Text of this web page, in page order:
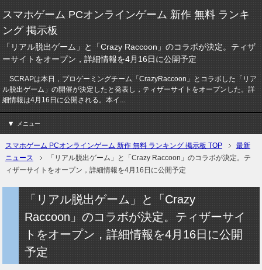
スマホゲーム PCオンラインゲーム 新作 無料 ランキ
ング 掲示板
「リアル脱出ゲーム」と「Crazy Raccoon」のコラボが決定。ティザ
ーサイトをオープン，詳細情報を4月16日に公開予定
SCRAPは本日，プロゲーミングチーム「CrazyRaccoon」とコラボした「リア
ル脱出ゲーム」の開催が決定したと発表し，ティザーサイトをオープンした。詳
細情報は4月16日に公開される。本イ...
メニュー
スマホゲーム PCオンラインゲーム 新作 無料 ランキング 掲示板 TOP
最新
ニュース
「リアル脱出ゲーム」と「Crazy Raccoon」のコラボが決定。テ
ィザーサイトをオープン，詳細情報を4月16日に公開予定
「リアル脱出ゲーム」と「Crazy
Raccoon」のコラボが決定。ティザーサイ
トをオープン，詳細情報を4月16日に公開
予定